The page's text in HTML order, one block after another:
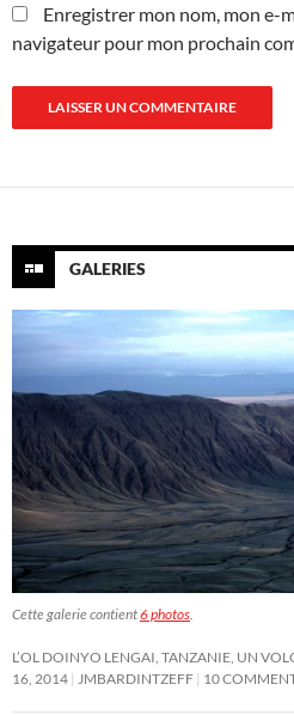
Enregistrer mon nom, mon e-
navigateur pour mon prochain
GALERIES
Cette galerie contient6 photos
L’OL DOINYO LENGAI, TANZANIE, UN
16, 2014
JMBARDINTZEFF 10